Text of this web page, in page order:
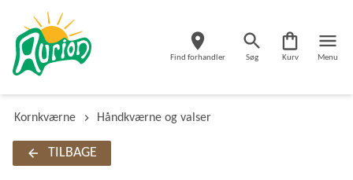
Find forhandler Søg Kurv Menu
Kornkværne Håndkværne og valser
TILBAGE